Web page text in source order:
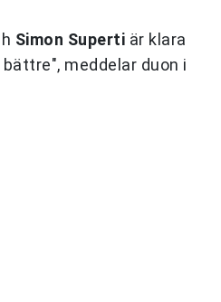
Simon Superti är klara
meddelar duon i